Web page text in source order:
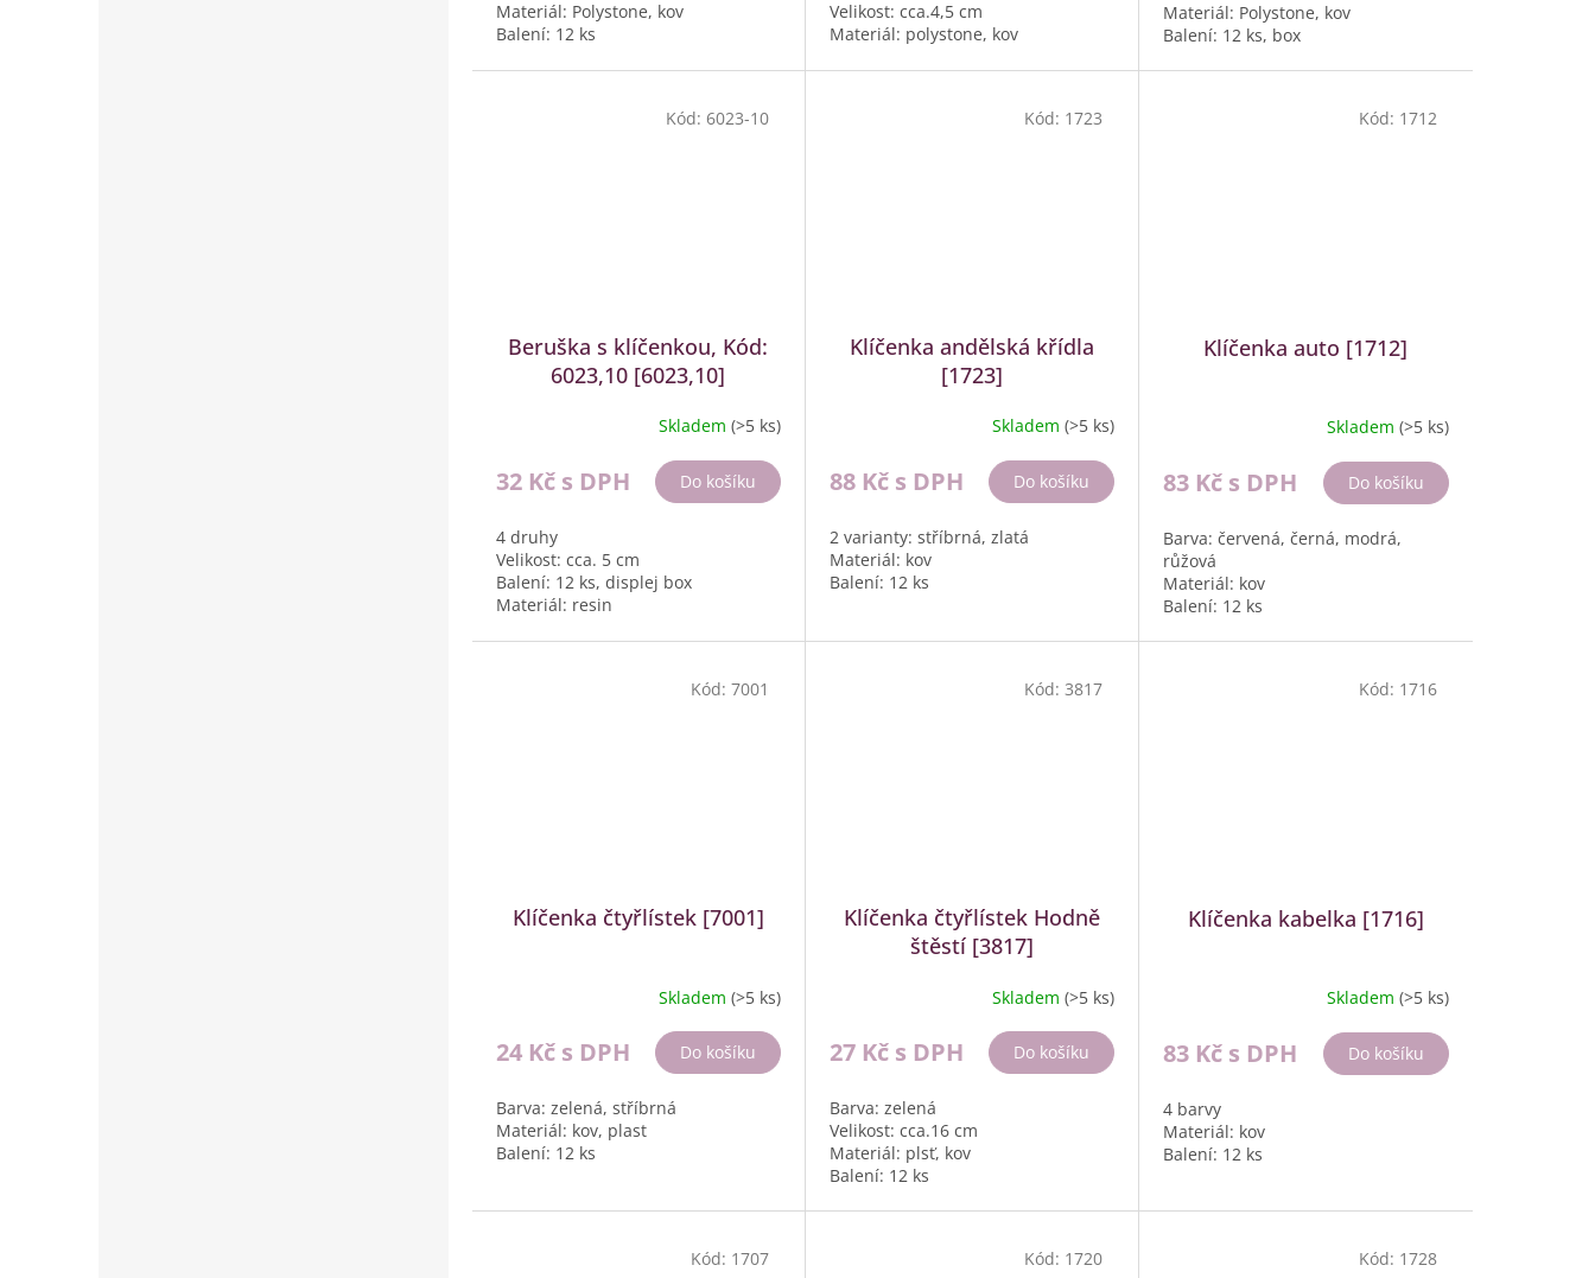
Materiál: Polystone, kov
Balení: 12 ks
Velikost: cca.4,5 cm
Materiál: polystone, kov
Materiál: Polystone, kov
Balení: 12 ks, box
Beruška s klíčenkou, Kód:
6023,10 [6023,10]
Skladem (>5 ks)
32 Kč s DPH Do košíku
4 druhy
Velikost: cca. 5 cm
Balení: 12 ks, displej box
Materiál: resin
Kód: 6023-10
Klíčenka andělská křídla
[1723]
Skladem (>5 ks)
88 Kč s DPH Do košíku
2 varianty: stříbrná, zlatá
Materiál: kov
Balení: 12 ks
Kód: 1723
Klíčenka auto [1712]
Skladem (>5 ks)
83 Kč s DPH Do košíku
Barva: červená, černá, modrá,
růžová
Materiál: kov
Balení: 12 ks
Kód: 1712
Klíčenka čtyřlístek [7001]
Skladem (>5 ks)
24 Kč s DPH Do košíku
Barva: zelená, stříbrná
Materiál: kov, plast
Balení: 12 ks
Kód: 7001
Klíčenka čtyřlístek Hodně
štěstí [3817]
Skladem (>5 ks)
27 Kč s DPH Do košíku
Barva: zelená
Velikost: cca.16 cm
Materiál: plsť, kov
Balení: 12 ks
Kód: 3817
Klíčenka kabelka [1716]
Skladem (>5 ks)
83 Kč s DPH Do košíku
4 barvy
Materiál: kov
Balení: 12 ks
Kód: 1716
Kód: 1707 Kód: 1720 Kód: 1728